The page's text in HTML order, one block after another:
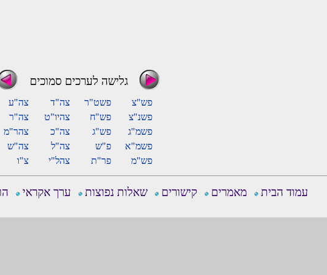
גלישה לערכים סמוכים
פש"צ פשט"ר צה"ד
צה"ע
פשנ"צ
פש"ח צהיו"ט
צה"ר
פשמ"ג
פש"ג צה"כ
צהר"מ
פשמ"א
פ"ש צה"ל
צה"ש
פש"מ
פר"ת צהל"י צ"ו
עמוד הבית מאמרים קישורים שאלות נפוצות ערך אקראי